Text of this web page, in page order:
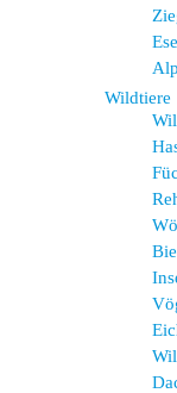
Wildtiere